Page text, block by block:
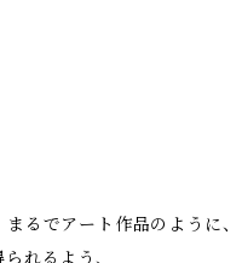
るでアート作品のように、
れるよう、